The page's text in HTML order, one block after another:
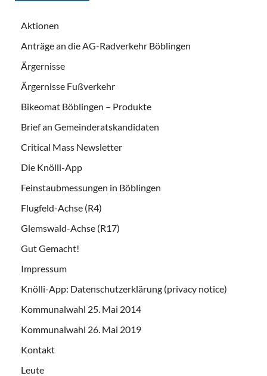
Aktionen
Anträge an die AG-Radverkehr Böblingen
Ärgernisse
Ärgernisse Fußverkehr
Bikeomat Böblingen – Produkte
Brief an Gemeinderatskandidaten
Critical Mass Newsletter
Die Knölli-App
Feinstaubmessungen in Böblingen
Flugfeld-Achse (R4)
Glemswald-Achse (R17)
Gut Gemacht!
Impressum
Knölli-App: Datenschutzerklärung (privacy notice)
Kommunalwahl 25. Mai 2014
Kommunalwahl 26. Mai 2019
Kontakt
Leute